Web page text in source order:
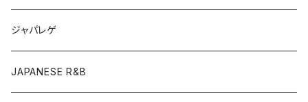
OTHERS
JAPANESE
OTHERS
ジャパレゲ
JAPANESE R&B